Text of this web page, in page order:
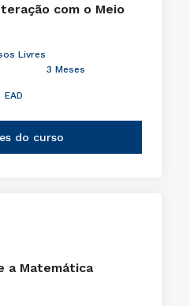
com o Meio
Livres
3 Meses
EAD
do curso
a Matemática